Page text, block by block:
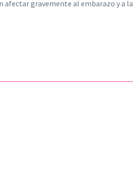
afectar gravemente al embarazo y a la